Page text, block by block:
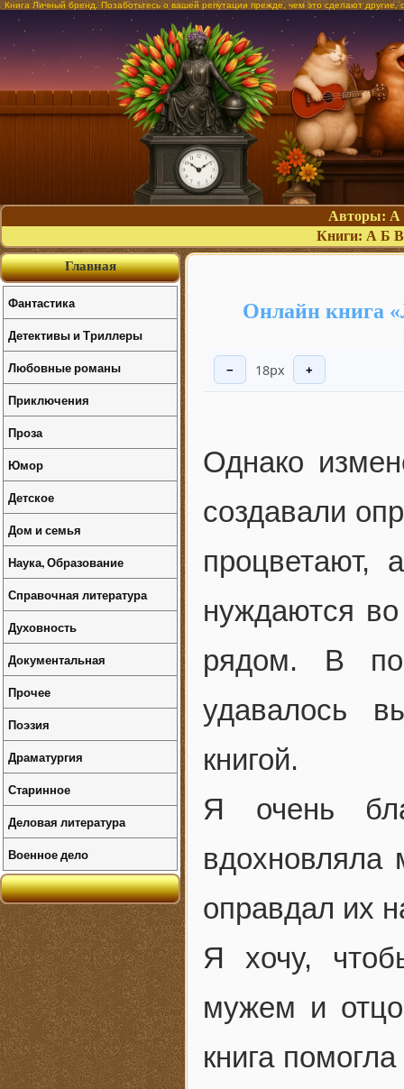
Книга Личный бренд. Позаботьтесь о вашей репутации прежде, чем это сделают
Авторы: А
Книги: А Б В
Онлайн книга
− 18px +
Однако
создавали
процветают,
нуждаются
рядом. В
удавалось
книгой.
Я очень
оправдал их
Я хочу,
мужем и
книга
Главная
Фантастика
Детективы и Триллеры
Любовные романы
Приключения
Проза
Юмор
Детское
Дом и семья
Наука, Образование
Справочная литература
Духовность
Документальная
Прочее
Поэзия
Драматургия
Старинное
Деловая литература
Военное дело